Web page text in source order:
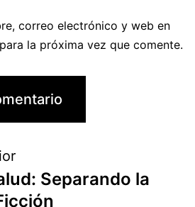
correo electrónico y web en
la próxima vez que comente.
Separando la